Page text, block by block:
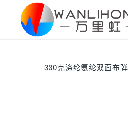
330克涤纶氨纶双面布